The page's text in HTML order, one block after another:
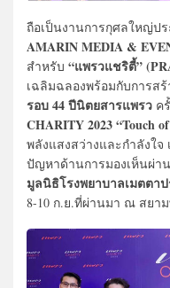
ถือเป็นงานการกุศลใหญ่ป
AMARIN MEDIA &
สำหรับ “แพรวแชริตี้” (
เฉลิมฉลองพร้อมกับการส
รอบ 44 ปีนิตยสารแพรว ค
CHARITY 2023 “Touch
พลังแสงสว่างและกำลังใจ
ปัญหาด้านการมองเห็นผ่าน
มูลนิธิโรงพยาบาลเมตตา
8-10 ก.ย.ที่ผ่านมา ณ สยา